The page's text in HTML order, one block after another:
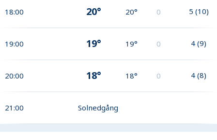
18:00 20° 20° 0 5 (10)
19:00 19° 19° 0 4 (9)
20:00 18° 18° 0 4 (8)
21:00 Solnedgång